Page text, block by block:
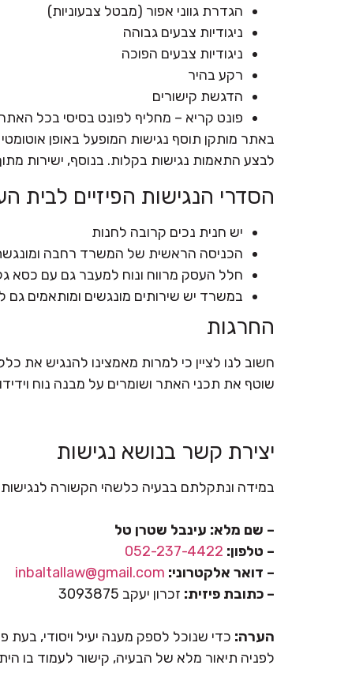
הגדרת גווני אפור (מבטל צבעוניות)
ניגודיות צבעים גבוהה
ניגודיות צבעים הפוכה
רקע בהיר
הדגשת קישורים
פונט קריא – מחליף לפונט בסיסי בכל האתר
באתר מותקן תוסף נגישות המופעל באופן
לבצע התאמות נגישות בקלות. בנוסף, ישירות
הסדרי הנגישות הפיזיים לבית
יש חנית נכים קרובה לחנות
הכניסה הראשית של המשרד רחבה
חלל העסק מרווח ונוח למעבר גם עם כסא
במשרד יש שירותים מונגשים ומותאמים גם
החרגות
חשוב לנו לציין כי למרות מאמצינו להנגיש את
שוטף את תכני האתר ושומרים על מבנה נוח
יצירת קשר בנושא נגישות
במידה ונתקלתם בבעיה כלשהי הקשורה
– שם מלא: עינבל שטרן טל
– טלפון: 052-237-4422
– דואר אלקטרוני: inbaltallaw@gmail.com
– כתובת פיזית: זכרון יעקב 3093875
הערה: כדי שנוכל לספק מענה יעיל ויסודי, בעת
לפניה תיאור מלא של הבעיה, קישור לעמוד בו